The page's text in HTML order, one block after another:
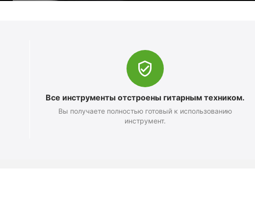
Все инструменты отстроены гитарным техником.
Вы получаете полностью готовый к использованию
инструмент.